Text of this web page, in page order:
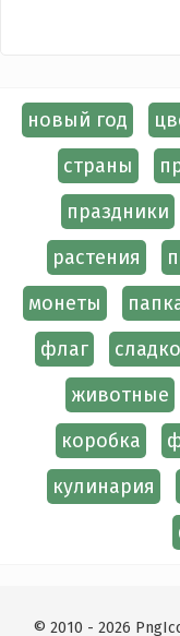
новый год
страны
праздники
растения
монеты
флаг
животные
коробка
кулинария
© 2010 - 2026